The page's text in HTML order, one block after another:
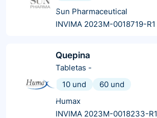
Sun Pharmaceutical
INVIMA 2023M-0018719-R1
Quepina
Tabletas -
10 und
60 und
Humax
INVIMA 2023M-0018233-R1